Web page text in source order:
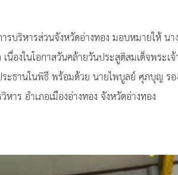
ริหารส่วนจังหวัดอ่างทอง มอบหมายให้ น
งในโอกาสวันคล้ายวันประสูติสมเด็จพร
านในพิธี พร้อมด้วย นายไพบูลย์ ศุภบุญ ร
ร อำเภอเมืองอ่างทอง จังหวัดอ่างทอง